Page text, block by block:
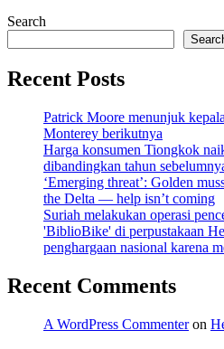
Search
Recent Posts
Patrick Moore menunjuk
Monterey berikutnya
Harga konsumen Tiongkok
dibandingkan tahun
‘Emerging threat’: Golden
the Delta — help isn’t coming
Suriah melakukan operasi
'BiblioBike' di perpustakaan
penghargaan nasional karena
Recent Comments
A WordPress Commenteron